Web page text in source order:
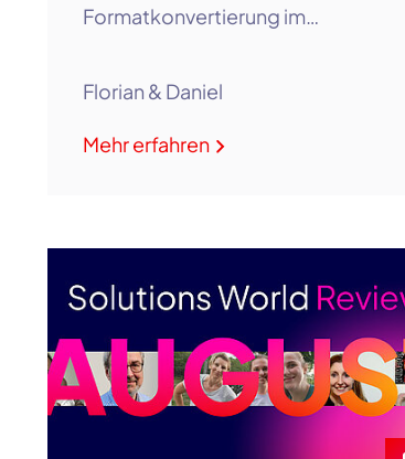
Formatkonvertierung im…
Florian & Daniel
Mehr erfahren